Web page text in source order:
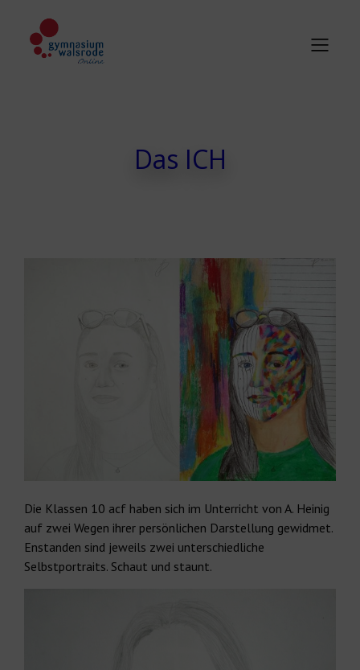
Das ICH
Die Klassen 10 acf haben sich im Unterricht von A. Heinig
auf zwei Wegen ihrer persönlichen Darstellung gewidmet.
Enstanden sind jeweils zwei unterschiedliche
Selbstportraits. Schaut und staunt.